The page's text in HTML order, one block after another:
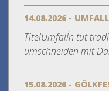
14.08.2026 -
TitelUmfall´n tut
umschneiden mit
15.08.2026 -